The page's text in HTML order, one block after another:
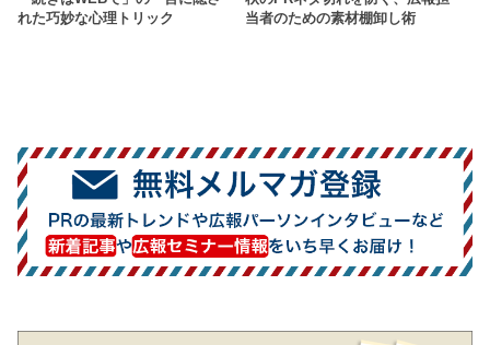
れた巧妙な心理トリック
当者のための素材棚卸し術